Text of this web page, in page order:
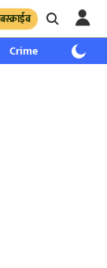
Crime साप्ताहिक